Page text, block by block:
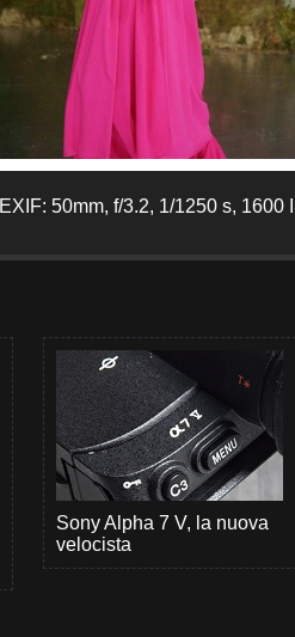
EXIF: 50mm, f/3.2, 1/1250 s, 1600
Sony Alpha 7 V, la nuova
velocista